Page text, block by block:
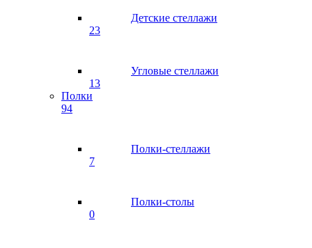
Детские стеллажи
23
Угловые стеллажи
13
Полки
94
Полки-стеллажи
7
Полки-столы
0